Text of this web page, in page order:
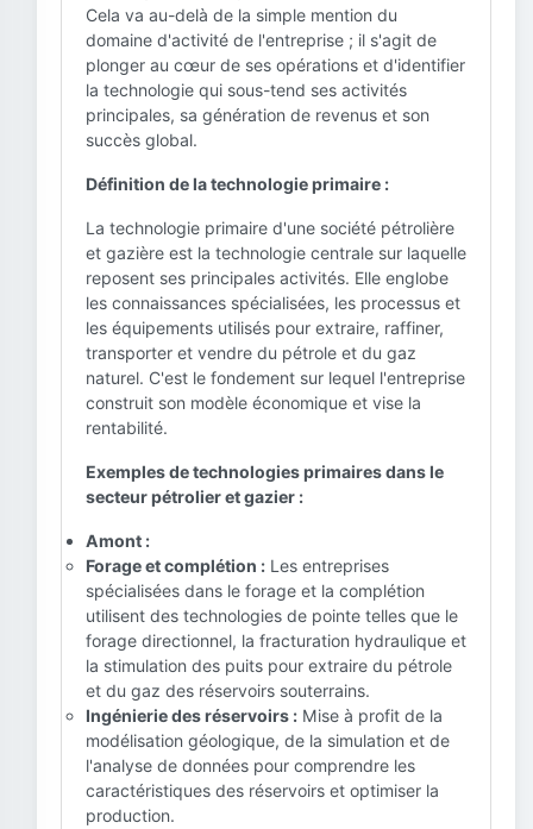
Cela va au-delà de la simple mention du
domaine d'activité de l'entreprise ; il s'agit de
plonger au cœur de ses opérations et d'identifier
la technologie qui sous-tend ses activités
principales, sa génération de revenus et son
succès global.
Définition de la technologie primaire :
La technologie primaire d'une société pétrolière
et gazière est la technologie centrale sur laquelle
reposent ses principales activités. Elle englobe
les connaissances spécialisées, les processus et
les équipements utilisés pour extraire, raffiner,
transporter et vendre du pétrole et du gaz
naturel. C'est le fondement sur lequel l'entreprise
construit son modèle économique et vise la
rentabilité.
Exemples de technologies primaires dans le
secteur pétrolier et gazier :
Amont :
Forage et complétion : Les entreprises
spécialisées dans le forage et la complétion
utilisent des technologies de pointe telles que le
forage directionnel, la fracturation hydraulique et
la stimulation des puits pour extraire du pétrole
et du gaz des réservoirs souterrains.
Ingénierie des réservoirs : Mise à profit de la
modélisation géologique, de la simulation et de
l'analyse de données pour comprendre les
caractéristiques des réservoirs et optimiser la
production.